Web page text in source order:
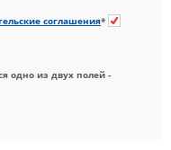
соглашения*
одно из двух полей -